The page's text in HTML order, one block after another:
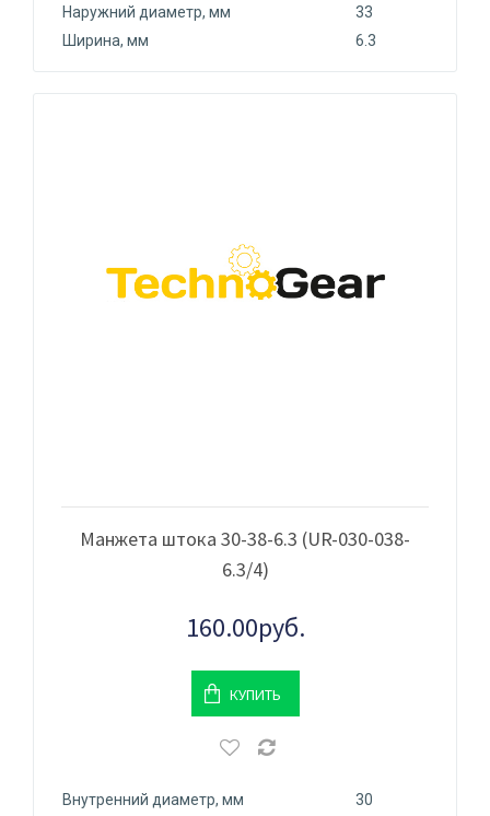
Наружний диаметр, мм
33
Ширина, мм
6.3
Манжета штока 30-38-6.3 (UR-030-038-
6.3/4)
160.00руб.
КУПИТЬ
Внутренний диаметр, мм
30